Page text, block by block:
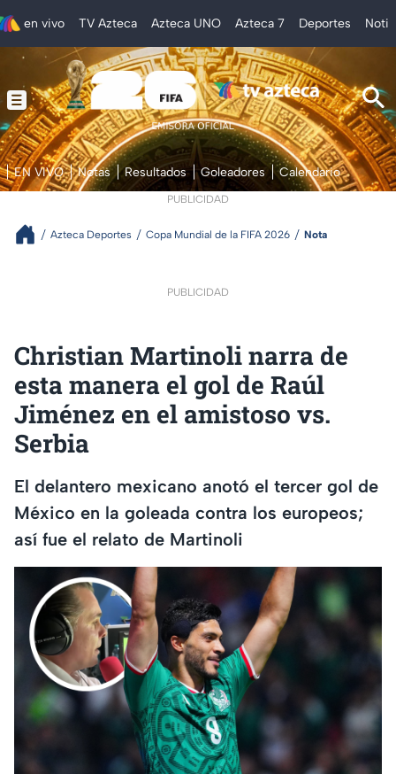
en vivo TV Azteca Azteca UNO Azteca 7 Deportes
EN VIVO Notas Resultados Goleadores Calendario
PUBLICIDAD
Azteca Deportes Copa Mundial de la FIFA 2026 Nota
PUBLICIDAD
Christian Martinoli narra de
esta manera el gol de Raúl
Jiménez en el amistoso vs.
Serbia
El delantero mexicano anotó el tercer gol de
México en la goleada contra los europeos;
así fue el relato de Martinoli